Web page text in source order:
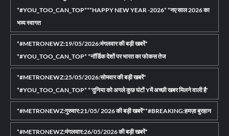
*#YOU_TOO_CAN_TOP***HAPPY NEW YEAR -2026* *नए साल 2026 का
भव्य स्वागत
*#METRONEWZ:19/05/2026:मंगलवार की बड़ी खबरें*
*#YOU_TOO_CAN_TOP* *नॉर्डिक देशों पर भारत का फोकस तेज
*#METRONEWZ:25/05/2026:सोमवार की बड़ी खबरें*
*#YOU_TOO_CAN_TOP* *'दुनिया को अगले कुछ घंटों Yमें अच्छी खबर मिलने वाली है'
*#METRONEWZ:गुरुवार:21/05/ 2026 की बड़ी खबरें**#BREAKING:हमज़ा बुरहान
*#METRONEWZ:मंगलवार:26/05/2026 की बड़ी खबरें*